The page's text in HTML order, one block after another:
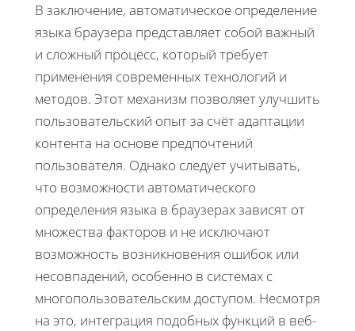
В заключение, автоматическое определение
языка браузера представляет собой важный
и сложный процесс, который требует
применения современных технологий и
методов. Этот механизм позволяет улучшить
пользовательский опыт за счёт адаптации
контента на основе предпочтений
пользователя. Однако следует учитывать,
что возможности автоматического
определения языка в браузерах зависят от
множества факторов и не исключают
возможность возникновения ошибок или
несовпадений, особенно в системах с
многопользовательским доступом. Несмотря
на это, интеграция подобных функций в веб-